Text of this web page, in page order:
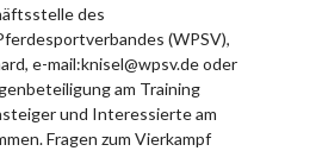
des
(WPSV),
e-mail:knisel@wpsv.de oder
am Training
und Interessierte am
Fragen zum Vierkampf